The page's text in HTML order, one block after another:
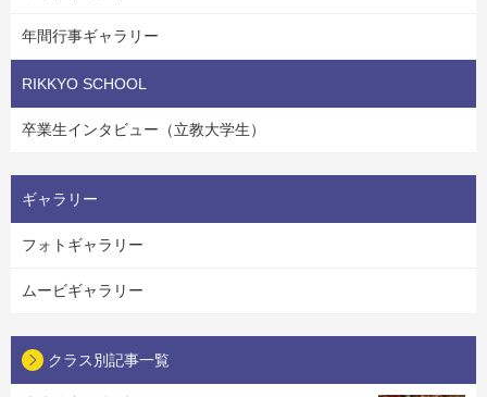
年間行事ギャラリー
RIKKYO SCHOOL
卒業生インタビュー（立教大学生）
ギャラリー
フォトギャラリー
ムービギャラリー
クラス別記事一覧